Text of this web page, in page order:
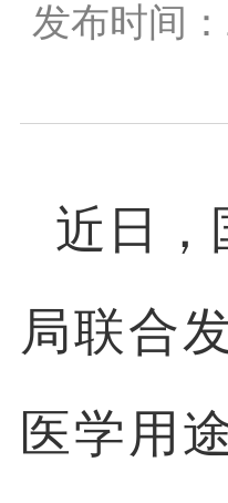
发布时间
近日，
局联合
医学用